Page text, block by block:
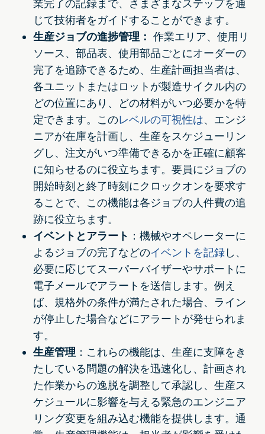
業完了の記録まで、さまざまなステップを通
じて技術者をガイドすることができます。
生産ジョブの進捗管理： 作業エリア、使用リ
ソース、部品表、使用部品ごとにオーダーの
完了を追跡できるため、生産計画担当者は、
各ユニットまたはロットが製造サイクル内の
どの位置にあり、どの材料がいつ必要かを特
定できます。このレベルの可視性は、エンジ
ニアが在庫を計画し、生産をスケジューリン
グし、注文がいつ準備できるかを正確に顧客
に知らせるのに役立ちます。要員にジョブの
開始時刻と終了時刻にクロックオンを要求す
ることで、この機能は各ジョブの人件費の追
跡に役立ちます。
イベントとアラート ：機械やオペレーターに
よるジョブの完了などのイベントを記録し、
必要に応じてスーパーバイザーやサポートに
電子メールでアラートを送信します。例え
ば、規格外の条件が満たされた場合、ライン
が停止した場合などにアラートが発せられま
す。
生産管理 ：これらの機能は、生産に支障をき
たしている問題の解決を迅速化し、計画され
た作業からの逸脱を調整して承認し、生産ス
ケジュールに影響を与える緊急のエンジニア
リング変更を組み込む機能を提供します。通